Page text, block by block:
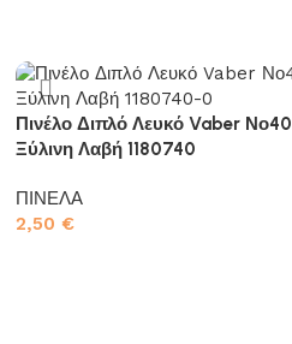
Πινέλο Διπλό Λευκό Vaber Νο40
Ξύλινη Λαβή 1180740
ΠΙΝΕΛΑ
2,50 €